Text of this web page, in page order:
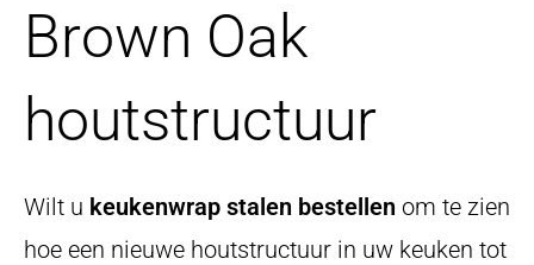
Brown Oak
houtstructuur
Wilt u keukenwrap stalen bestellen om te zien
hoe een nieuwe houtstructuur in uw keuken tot